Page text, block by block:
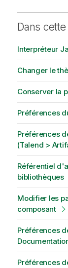
Dans
Interpréteur
Changer le
Conserver la
Préférences
Préférences
(Talend >
Référentiel
bibliothèques
Modifier les
composant
Préférences
Préférences